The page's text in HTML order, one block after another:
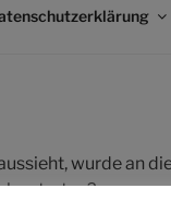
wurde an
starten?